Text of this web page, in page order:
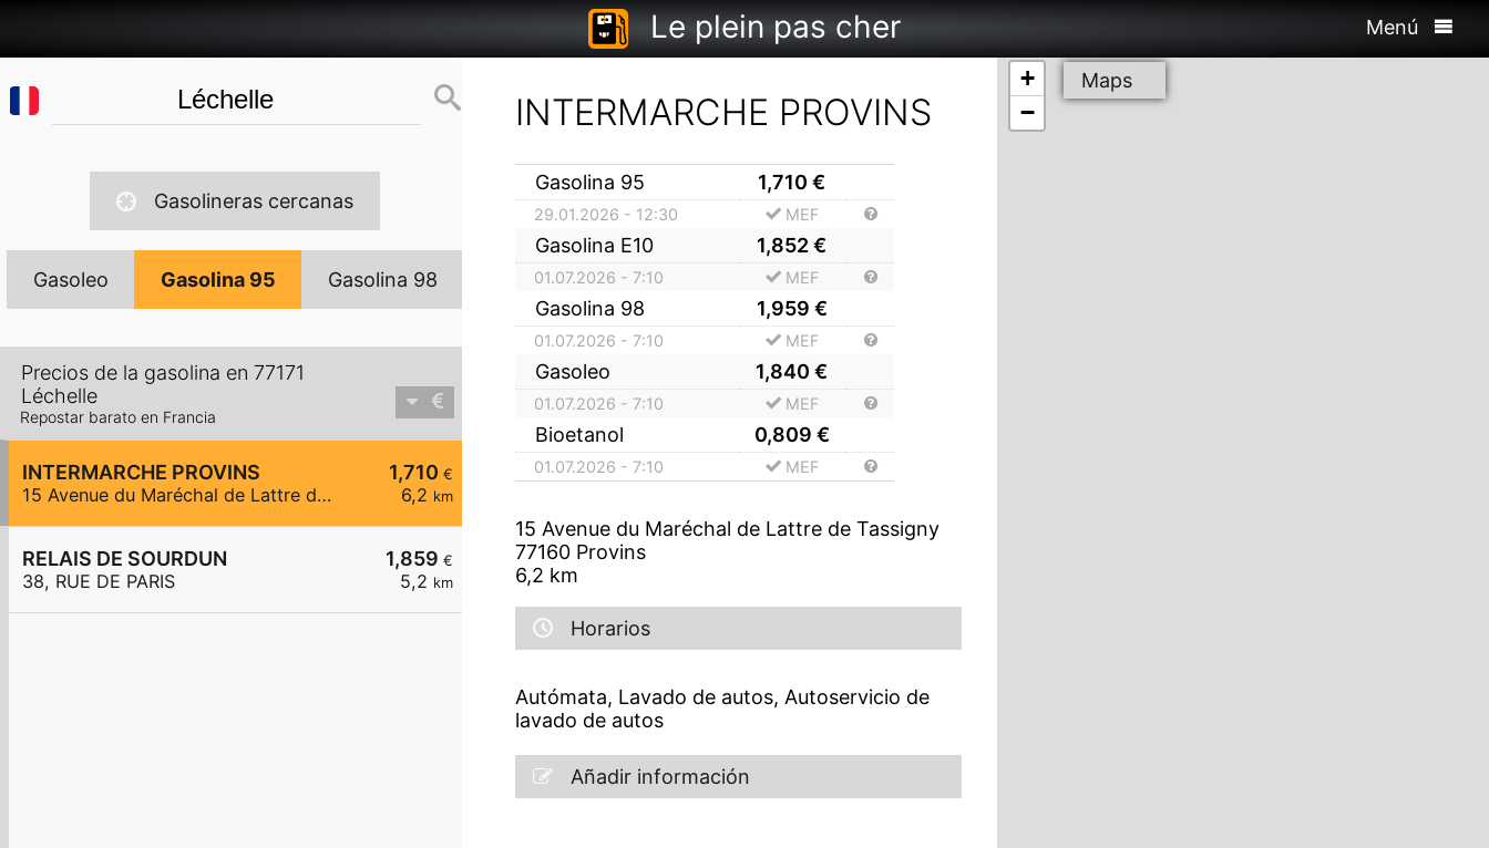
Le plein pas cher Menú
Gasolineras cercanas
Gasoleo Gasolina 95 Gasolina 98
Precios de la gasolina en 77171
Léchelle
Repostar barato en Francia
1,710 €
6,2 km
INTERMARCHE PROVINS
15 Avenue du Maréchal de Lattre de Tassigny
1,859 €
5,2 km
RELAIS DE SOURDUN
38, RUE DE PARIS
INTERMARCHE PROVINS
Gasolina 95 1,710 €
29.01.2026 - 12:30 MEF
Gasolina E10 1,852€
01.07.2026 - 7:10 MEF
Gasolina 98 1,959 €
01.07.2026 - 7:10 MEF
Gasoleo 1,840 €
01.07.2026 - 7:10 MEF
Bioetanol 0,809 €
01.07.2026 - 7:10 MEF
15 Avenue du Maréchal de Lattre de Tassigny
77160 Provins
6,2 km
Horarios
Autómata, Lavado de autos, Autoservicio de
lavado de autos
Añadir información
+
−
Maps